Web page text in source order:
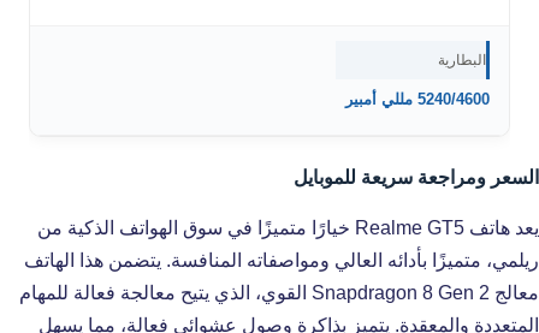
البطارية
5240/4600 مللي أمبير
السعر ومراجعة سريعة للموبايل
يعد هاتف Realme GT5 خيارًا متميزًا في سوق الهواتف الذكية من
ريلمي، متميزًا بأدائه العالي ومواصفاته المنافسة. يتضمن هذا الهاتف
معالج Snapdragon 8 Gen 2 القوي، الذي يتيح معالجة فعالة للمهام
المتعددة والمعقدة. يتميز بذاكرة وصول عشوائي فعالة، مما يسهل